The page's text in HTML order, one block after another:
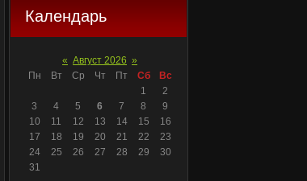
Календарь
« Август 2026 »
Пн
Вт Ср Чт Пт Сб
Вс
1
2
3
4 5 6 7 8
9
10
11 12 13 14 15
16
17
18 19 20 21 22
23
24
25 26 27 28 29
30
31